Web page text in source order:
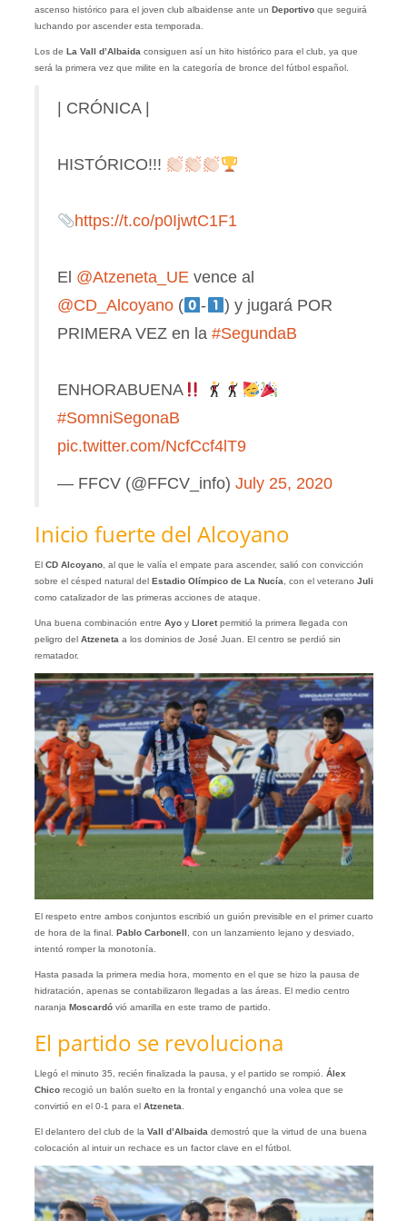
ascenso histórico para el joven club albaidense ante un Deportivoque seguirá
luchando por ascender esta temporada.
Los de La Vall d’Albaidaconsiguen así un hito histórico para el club, ya que
será la primera vez que milite en la categoría de bronce del fútbol español.
| CRÓNICA |
HISTÓRICO!!!
https://t.co/p0IjwtC1F1
El @Atzeneta_UEvence al
@CD_Alcoyano( -
) y jugará POR
PRIMERA VEZ en la #SegundaB
ENHORABUENA
#SomniSegonaB
pic.twitter.com/NcfCcf4lT9
— FFCV (@FFCV_info) July 25, 2020
Inicio fuerte del Alcoyano
El CD Alcoyano, al que le valía el empate para ascender, salió con convicción
sobre el césped natural delEstadio Olímpico de La Nucía, con el veterano Juli
como catalizador de las primeras acciones de ataque.
Una buena combinación entre Ayoy Lloretpermitió la primera llegada con
peligro del Atzenetaa los dominios de José Juan. El centro se perdió sin
rematador.
El respeto entre ambos conjuntos escribió un guión previsible en el primer cuarto
de hora de la final. Pablo Carbonell , con un lanzamiento lejano y desviado,
intentó romper la monotonía.
Hasta pasada la primera media hora, momento en el que se hizo la pausa de
hidratación, apenas se contabilizaron llegadas a las áreas. El medio centro
naranja Moscardóvió amarilla en este tramo de partido.
El partido se revoluciona
Llegó el minuto 35, recién finalizada la pausa, y el partido se rompió. Álex
Chicorecogió un balón suelto en la frontal y enganchó una volea que se
convirtió en el 0-1 para el Atzeneta
El delantero del club de la Vall d’Albaida demostró que la virtud de una buena
colocación al intuir un rechace es un factor clave en el fútbol.